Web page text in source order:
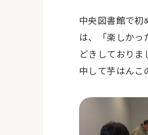
中央図書館で初
は、「楽しか
どきしており
中して芋はん